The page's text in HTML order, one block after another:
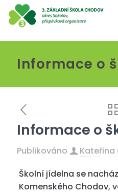
Informace o
Informace o
Publikováno
Kateřina
Školní jídelna se
Komenského Chodov,